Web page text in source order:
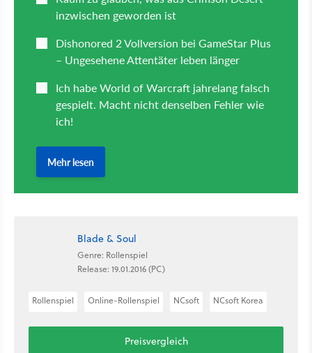
Blade & Soul
Genre: Rollenspiel
Release: 19.01.2016 (PC)
Rollenspiel Online-Rollenspiel NCsoft NCsoft Korea
Preisvergleich